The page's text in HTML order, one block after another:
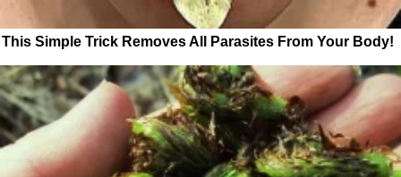
This Simple Trick Removes All Parasites From Your Body!